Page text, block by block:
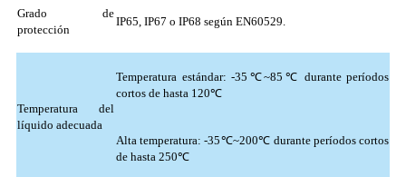
Grado de
protección
IP65, IP67 o IP68 según EN60529.
Temperatura del
líquido adecuada
Temperatura estándar: -35℃~85℃ durante períodos
cortos de hasta 120℃
Alta temperatura: -35℃~200℃ durante períodos cortos
de hasta 250℃